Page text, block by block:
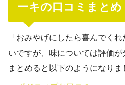
ーキの口コミまとめ
「おみやげにしたら喜んでく
いですが、味については評価
まとめると以下のようになりま